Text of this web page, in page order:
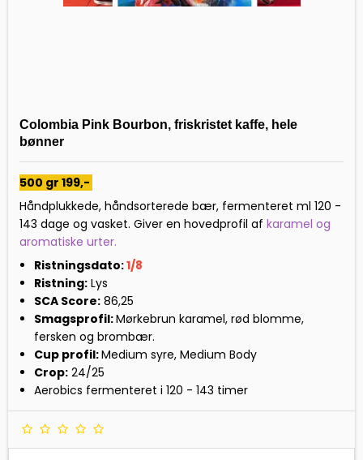
Colombia Pink Bourbon, friskristet kaffe, hele
bønner
500 gr 199,-
Håndplukkede, håndsorterede bær, fermenteret ml 120 -
143 dage og vasket. Giver en hovedprofil af karamel og
aromatiske urter.
Ristningsdato:1/8
Ristning:Lys
SCA Score:86,25
Smagsprofil:Mørkebrun karamel, rød blomme,
fersken og brombær.
Cup profil:Medium syre, Medium Body
Crop:24/25
Aerobics fermenteret i 120 - 143 timer